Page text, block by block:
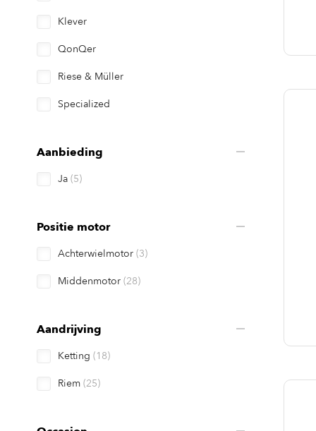
Klever
QonQer
Riese & Müller
Specialized
Aanbieding
Ja (5)
Positie motor
Achterwielmotor (3)
Middenmotor (28)
Aandrijving
Ketting (18)
Riem (25)